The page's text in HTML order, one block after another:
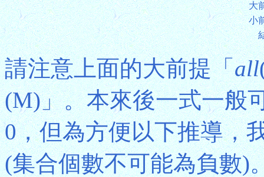
大
小
請注意上面的大前提「all
(M)」。本來後一式一般
0，但為方便以下推導，
(集合個數不可能為負數)